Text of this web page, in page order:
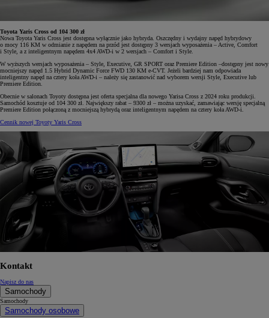
Toyota Yaris Cross od 104 300 zł
Nowa Toyota Yaris Cross jest dostępna wyłącznie jako hybryda. Oszczędny i wydajny napęd hybrydowy
o mocy 116 KM w odmianie z napędem na przód jest dostępny 3 wersjach wyposażenia – Active, Comfort
i Style, a z inteligentnym napędem 4x4 AWD-i w 2 wersjach – Comfort i Style.
W wyższych wersjach wyposażenia – Style, Executive, GR SPORT oraz Premiere Edition –dostępny jest nowy
mocniejszy napęd 1.5 Hybrid Dynamic Force FWD 130 KM e-CVT. Jeżeli bardziej nam odpowiada
inteligentny napęd na cztery koła AWD-i – należy się zastanowić nad wyborem wersji Style, Executive lub
Premiere Edition.
Obecnie w salonach Toyoty dostępna jest oferta specjalna dla nowego Yarisa Cross z 2024 roku produkcji.
Samochód kosztuje od 104 300 zł. Największy rabat – 9300 zł – można uzyskać, zamawiając wersję specjalną
Premiere Edition połączoną z mocniejszą hybrydą oraz inteligentnym napędem na cztery koła AWD-i.
Cennik nowej Toyoty Yaris Cross
Kontakt
Napisz do nas
Samochody
Samochody
Samochody osobowe